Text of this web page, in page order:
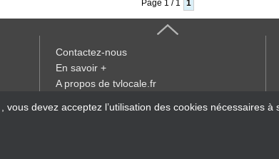
Page 1 / 1 1
Contactez-nous
En savoir +
A propos de tvlocale.fr
Devenir délégué
, vous devez acceptez l’utilisation des cookies nécessaires à